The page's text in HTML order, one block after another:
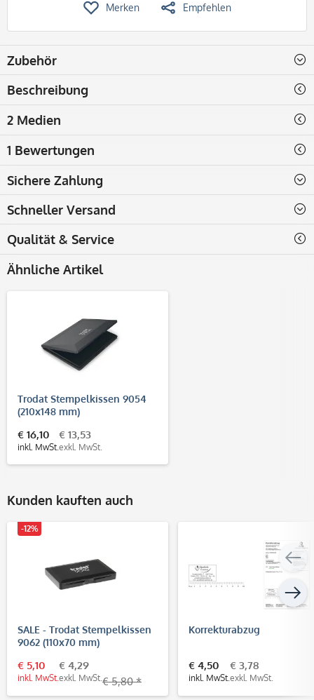
Merken Empfehlen
Zubehör
Beschreibung
2 Medien
1 Bewertungen
Sichere Zahlung
Schneller Versand
Qualität & Service
Ähnliche Artikel
Trodat Stempelkissen 9054
(210x148 mm)
€ 16,10
inkl. MwSt.
€ 13,53
exkl. MwSt.
Kunden kauften auch
-12%
SALE - Trodat Stempelkissen
9062 (110x70 mm)
€ 5,10
inkl. MwSt.
€ 4,29
exkl. MwSt. € 5,80 *
Korrekturabzug
€ 4,50
inkl. MwSt.
€ 3,78
exkl. MwSt.